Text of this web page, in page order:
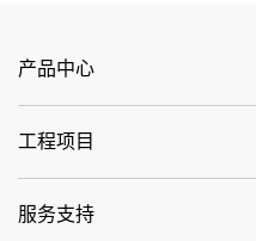
产品中心
工程项目
服务支持